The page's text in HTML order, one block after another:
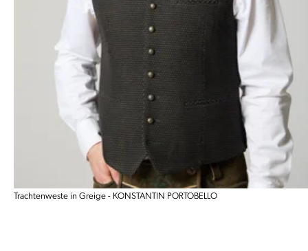
Trachtenweste in Greige - KONSTANTIN PORTOBELLO